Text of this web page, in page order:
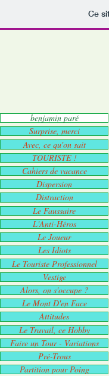
Ce
benjamin paré
Surprise, merci
Avec, ce qu'on sait
TOURISTE !
Cahiers de vacance
Dispersion
Distraction
Le Faussaire
L'Anti-Héros
Le Joueur
Les Idiots
Le Touriste Professionnel
Vestige
Alors, on s'occupe ?
Le Mont D'en Face
Attitudes
Le Travail, ce Hobby
Faire un Tour - Variations
Pré-Trous
Partition pour Poing